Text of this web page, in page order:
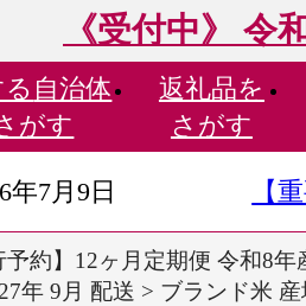
《受付中》 令
自治体
がす
返礼品を
さがす
年7月9日 【
予約】12ヶ月定期便 令和8
年 9月 配送 > ブランド米